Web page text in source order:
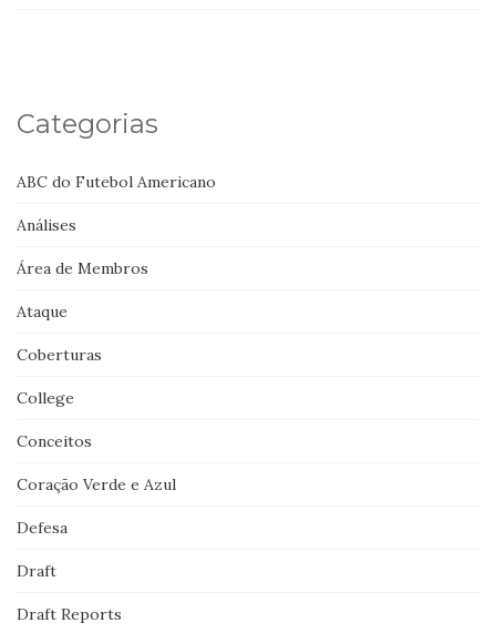
Categorias
ABC do Futebol Americano
Análises
Área de Membros
Ataque
Coberturas
College
Conceitos
Coração Verde e Azul
Defesa
Draft
Draft Reports